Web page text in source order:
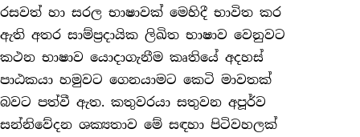
රසවත් හා සරල භාෂාවක් මෙහිදී භාවිත කර
ඇති අතර සාම්ප්‍රදායික ලිඛිත භාෂාව වෙනුවට
කථන භාෂාව යොදාගැනීම කෘතියේ අදහස්
පාඨකයා හමුවට ගෙනයාමට කෙටි මාවතක්
බවට පත්වී ඇත. කතුවරයා සතුවන අපූර්ව
සන්නිවේදන ශක්‍යතාව මේ සඳහා පිටිවහලක්